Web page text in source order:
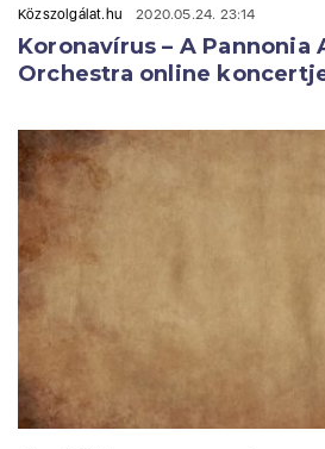
Közszolgálat.hu 2020.05.24. 23:14
Koronavírus – A Pannonia
Orchestra online